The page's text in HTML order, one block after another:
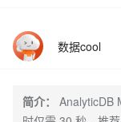
数据cool
简介：
AnalyticDB